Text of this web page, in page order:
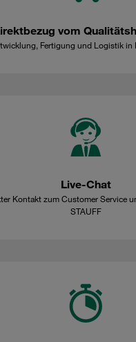
vom
Fertigung und Logistik in
Live-Chat
Kontakt zum Customer Service
STAUFF